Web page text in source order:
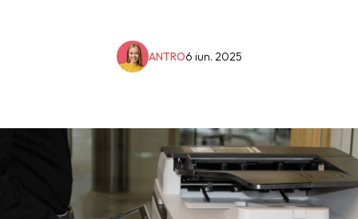
6 iun. 2025
ANTRO